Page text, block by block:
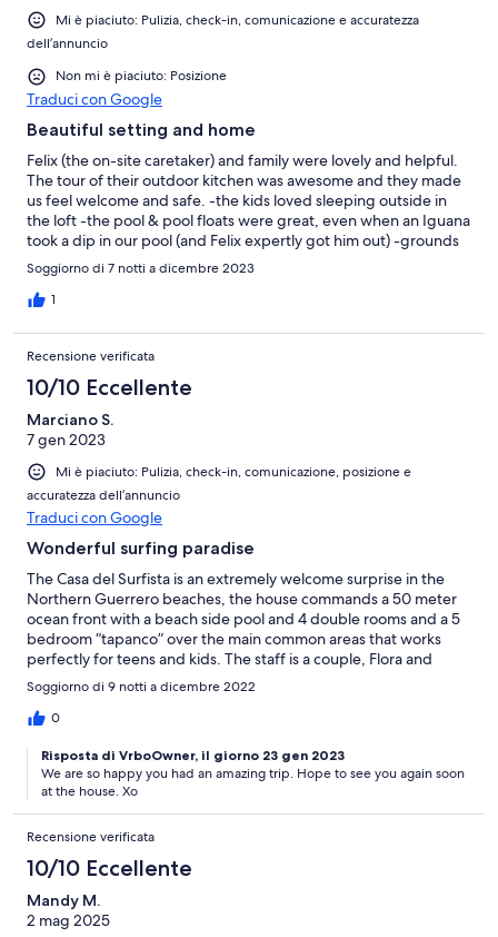
Mi è piaciuto: Pulizia, check-in, comunicazione e accuratezza
dell’annuncio
Non mi è piaciuto: Posizione
Traduci con Google
Beautiful setting and home
Felix (the on-site caretaker) and family were lovely and helpful.
The tour of their outdoor kitchen was awesome and they made
us feel welcome and safe. -the kids loved sleeping outside in
the loft -the pool & pool floats were great, even when an Iguana
took a dip in our pool (and Felix expertly got him out) -grounds
were well maintained, landscaping was beautiful -beach was
super accessible and surf boards/ boogey boards were super
fun -various lounge areas in the main house were comfy
Soggiorno di 7 notti a dicembre 2023
1
Recensione verificata
10/10 Eccellente
Marciano S.
7 gen 2023
Mi è piaciuto: Pulizia, check-in, comunicazione, posizione e
accuratezza dell’annuncio
Traduci con Google
Wonderful surfing paradise
The Casa del Surfista is an extremely welcome surprise in the
Northern Guerrero beaches, the house commands a 50 meter
ocean front with a beach side pool and 4 double rooms and a 5
bedroom “tapanco” over the main common areas that works
perfectly for teens and kids. The staff is a couple, Flora and
Serafin, who provide the local flavor to the place, both with
Flora’s amazing cooking and their friendly chatter. We had an
amazing time and will surely find the time to repeat this trip in
Soggiorno di 9 notti a dicembre 2022
0
Risposta di VrboOwner, il giorno 23 gen 2023
We are so happy you had an amazing trip. Hope to see you again soon
at the house. Xo
Recensione verificata
10/10 Eccellente
Mandy M.
2 mag 2025